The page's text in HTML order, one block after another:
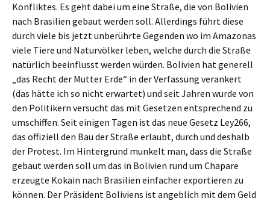
Konfliktes. Es geht dabei um eine Straße, die von Bolivien
nach Brasilien gebaut werden soll. Allerdings führt diese
durch viele bis jetzt unberührte Gegenden wo im Amazonas
viele Tiere und Naturvölker leben, welche durch die Straße
natürlich beeinflusst werden würden. Bolivien hat generell
„das Recht der Mutter Erde“ in der Verfassung verankert
(das hätte ich so nicht erwartet) und seit Jahren wurde von
den Politikern versucht das mit Gesetzen entsprechend zu
umschiffen. Seit einigen Tagen ist das neue Gesetz Ley266,
das offiziell den Bau der Straße erlaubt, durch und deshalb
der Protest. Im Hintergrund munkelt man, dass die Straße
gebaut werden soll um das in Bolivien rund um Chapare
erzeugte Kokain nach Brasilien einfacher exportieren zu
können. Der Präsident Boliviens ist angeblich mit dem Geld